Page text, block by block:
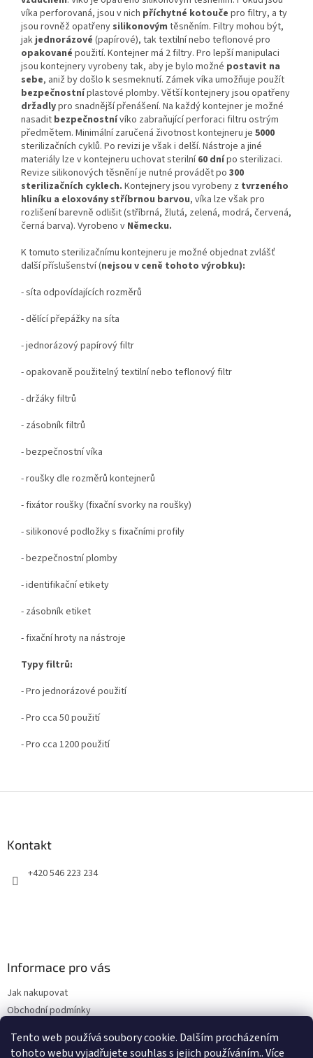
Tento web používá soubory cookie. Dalším procházením
tohoto webu vyjadřujete souhlas s jejich používáním.. Více
víka perforovaná, jsou v nich příchytné kotouče pro filtry, a ty
jsou rovněž opatřeny silikonovým těsněním. Filtry mohou být,
jakjednorázové (papírové), tak textilní nebo teflonové pro
opakované použití. Kontejner má 2 filtry. Pro lepší manipulaci
jsou kontejnery vyrobeny tak, aby je bylo možné postavit na
sebe, aniž by došlo k sesmeknutí. Zámek víka umožňuje použít
bezpečnostníplastové plomby. Větší kontejnery jsou opatřeny
držadlypro snadnější přenášení. Na každý kontejner je možné
nasadit bezpečnostnívíko zabraňující perforaci filtru ostrým
předmětem. Minimální zaručená životnost kontejneru je 5000
sterilizačních cyklů. Po revizi je však i delší. Nástroje a jiné
materiály lze v kontejneru uchovat sterilní60 dnípo sterilizaci.
Revize silikonových těsnění je nutné provádět po 300
sterilizačních cyklech. Kontejnery jsou vyrobeny z tvrzeného
hliníku a eloxovány stříbrnou barvou, víka lze však pro
rozlišení barevně odlišit (stříbrná, žlutá, zelená, modrá, červená,
černá barva). Vyrobeno v Německu.
K tomuto sterilizačnímu kontejneru je možné objednat zvlášť
další příslušenství (nejsou v ceně tohoto výrobku):
- síta odpovídajících rozměrů
- dělící přepážky na síta
- jednorázový papírový filtr
- opakovaně použitelný textilní nebo teflonový filtr
- držáky filtrů
- zásobník filtrů
- bezpečnostní víka
- roušky dle rozměrů kontejnerů
- fixátor roušky (fixační svorky na roušky)
- silikonové podložky s fixačními profily
- bezpečnostní plomby
- identifikační etikety
- zásobník etiket
- fixační hroty na nástroje
Typy filtrů:
- Pro jednorázové použití
- Pro cca 50 použití
- Pro cca 1200 použití
Kontakt
+420 546 223 234
Informace pro vás
Jak nakupovat
Obchodní podmínky
Kontakty